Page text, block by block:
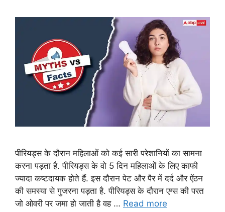
पीरियड्स के दौरान महिलाओं को कई सारी परेशानियों का सामना
करना पड़ता है. पीरियड्स के वो 5 दिन महिलाओं के लिए काफी
ज्यादा कष्टदायक होते हैं. इस दौरान पेट और पैर में दर्द और ऐंठन
की समस्या से गुजरना पड़ता है. पीरियड्स के दौरान एग्स की परत
जो ओवरी पर जमा हो जाती है वह … Read more